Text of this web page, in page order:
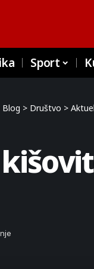
Sport
Blog > Društvo >